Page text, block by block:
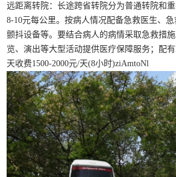
远距离转院：长途跨省转院分为普通转院和
8-10元每公里。按病人情况配备急救医生、急
颤抖设备等。要结合病人的病情采取急救措
览、演出等大型活动提供医疗保障服务；配
天收费1500-2000元/天(8小时)ziAmtoNl